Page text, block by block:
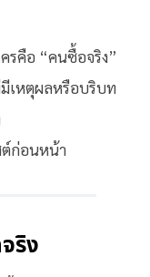
ครคือ “คนซื้อจริง”
เหตุผลหรือบริบท
ต์ก่อนหน้า
ริง